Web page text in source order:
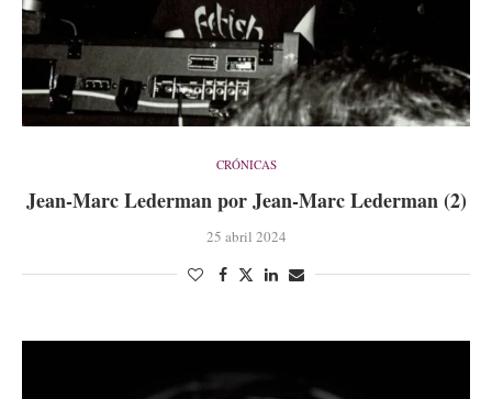
CRÓNICAS
Jean-Marc Lederman por Jean-Marc Lederman (2)
25 abril 2024